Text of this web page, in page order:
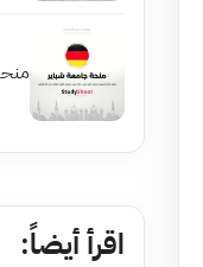
اقرأ أيضاً: